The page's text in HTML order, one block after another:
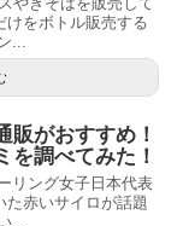
けをボトル販売する
...
販がおすすめ！
を調べてみた！
リング女子日本代表
た赤いサイロが話題
...